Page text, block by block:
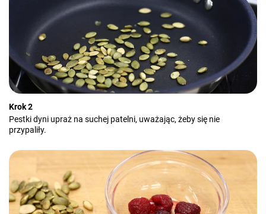
Krok 2
Pestki dyni upraż na suchej patelni, uważając, żeby się nie
przypaliły.